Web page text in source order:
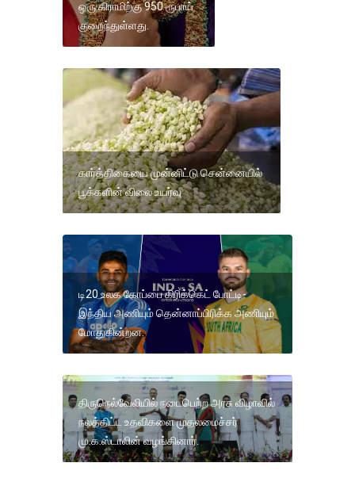
ஒரு கிராமிற்கு 950 ரூபாய்
குறைந்துள்ளது.
கார்த்திகையை முன்னிட்டு சென்னையில்
பூக்களின் விலை உயர்வு
டி20 உலக கோப்பை கிரிக்கெட் போட்டி-
இந்திய அணியும் தென்னாப்பிரிக்க அணியும்
மோதுகின்றன.
திருநெல்வேலியில் நடைபெற்ற அரசு விழாவில்
நலத்திட்ட உதவிகளை முதலமைச்சர்
மு.க.ஸ்டாலின் வழங்கினார்.